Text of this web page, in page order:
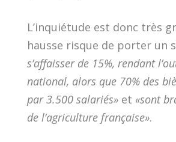
L’inquiétude est donc très
hausse risque de porter un
s’affaisser de 15%, rendant
national, alors que 70% des
par 3.500 salariés»et «sont
de l’agriculture française».